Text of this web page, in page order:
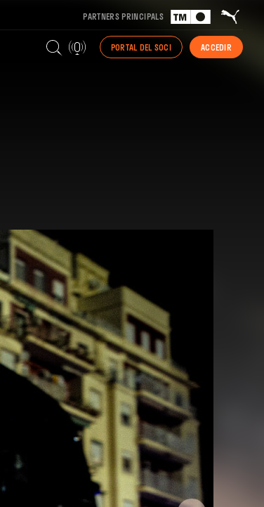
PARTNERS PRINCIPALS
PORTAL DEL SOCI ACCEDIR